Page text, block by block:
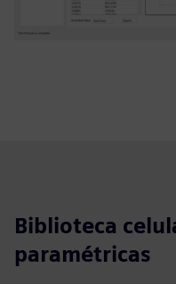
Biblioteca
paramétricas